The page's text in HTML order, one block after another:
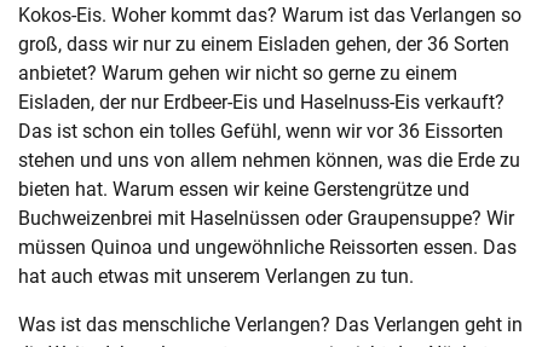
Kokos-Eis. Woher kommt das? Warum ist das Verlangen so
groß, dass wir nur zu einem Eisladen gehen, der 36 Sorten
anbietet? Warum gehen wir nicht so gerne zu einem
Eisladen, der nur Erdbeer-Eis und Haselnuss-Eis verkauft?
Das ist schon ein tolles Gefühl, wenn wir vor 36 Eissorten
stehen und uns von allem nehmen können, was die Erde zu
bieten hat. Warum essen wir keine Gerstengrütze und
Buchweizenbrei mit Haselnüssen oder Graupensuppe? Wir
müssen Quinoa und ungewöhnliche Reissorten essen. Das
hat auch etwas mit unserem Verlangen zu tun.
Was ist das menschliche Verlangen? Das Verlangen geht in